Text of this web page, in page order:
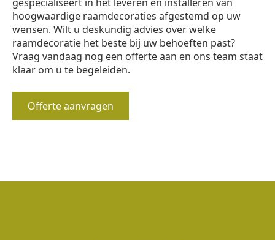
hoogwaardige raamdecoraties afgestemd op uw
wensen. Wilt u deskundig advies over welke
raamdecoratie het beste bij uw behoeften past?
Vraag vandaag nog een offerte aan en ons team staat
klaar om u te begeleiden.
Offerte aanvragen